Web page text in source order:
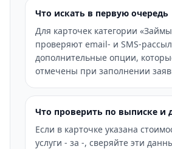
Что искать в первую очередь
Для карточек категории
проверяют email- и SMS-
дополнительные опции,
отмечены при заполнении
Что проверить по выписке и
Если в карточке указана
услуги - за -, сверяйте эти